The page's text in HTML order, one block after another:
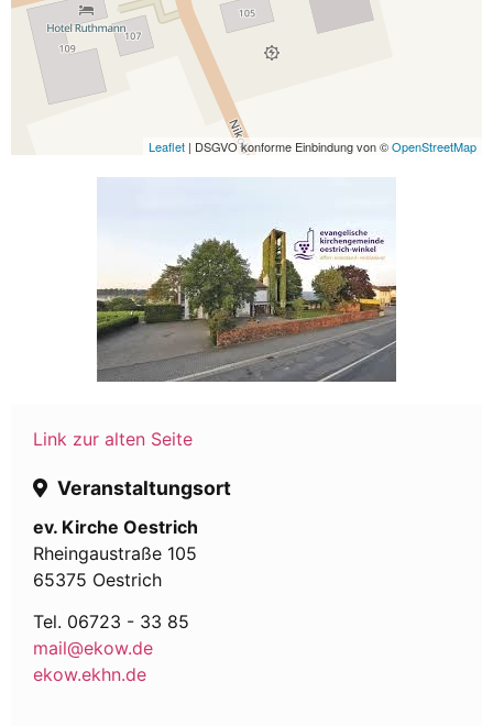
Leaflet | DSGVO konforme Einbindung von ©OpenStreetMap
Link zur alten Seite
Veranstaltungsort
ev. Kirche Oestrich
Rheingaustraße 105
65375 Oestrich
Tel. 06723 - 33 85
mail@ekow.de
ekow.ekhn.de